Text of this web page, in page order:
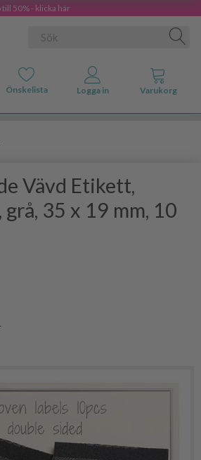
till 50% - klicka här
Vävd Etikett,
35 x 19 mm, 10